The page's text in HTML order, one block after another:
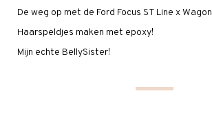
De weg op met de Ford Focus ST Line x Wagon
Haarspeldjes maken met epoxy!
Mijn echte BellySister!